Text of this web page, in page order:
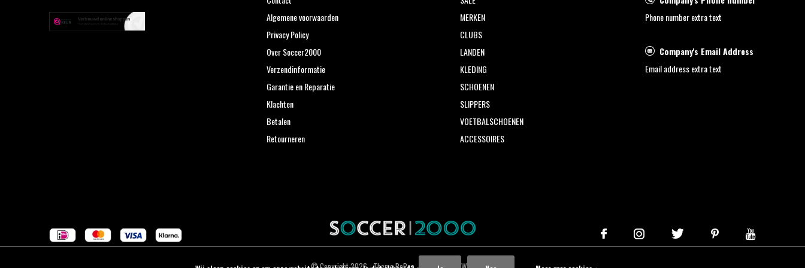
Algemene voorwaarden
Privacy Policy
Over Soccer2000
Verzendinformatie
Garantie en Reparatie
Klachten
Betalen
Retourneren
MERKEN
CLUBS
LANDEN
KLEDING
SCHOENEN
SLIPPERS
VOETBALSCHOENEN
ACCESSOIRES
Phone number extra text
Company's Email Address
Email address extra text